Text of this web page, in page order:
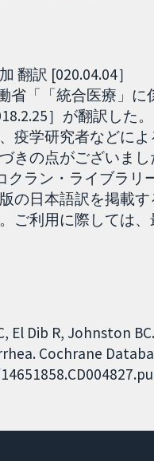
翻訳 [020.04.04］
省「「統合医療」に
］が翻訳した。
疫学研究者などに
きの点がございま
クラン・ライブラリ
の日本語訳を掲載
ご利用に際しては
El Dib R, Johnston
Cochrane